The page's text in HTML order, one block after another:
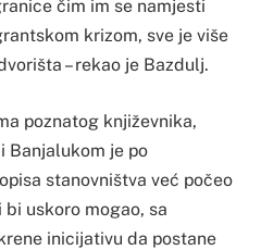
čim im se namjesti
krizom, sve je više
– rekao je Bazdulj.
poznatog književnika,
Banjalukom je po
stanovništva već počeo
uskoro mogao, sa
inicijativu da postane